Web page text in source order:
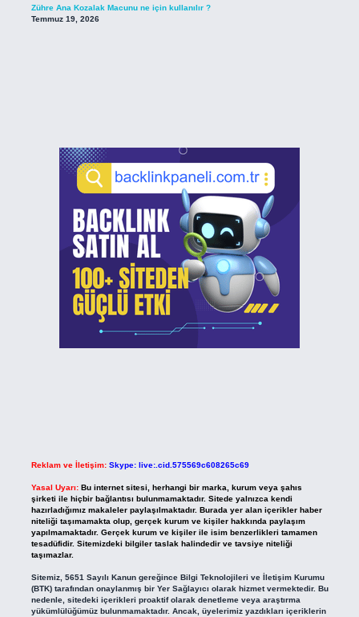
Zühre Ana Kozalak Macunu ne için kullanılır ?
Temmuz 19, 2026
Reklam ve İletişim: Skype: live:.cid.575569c608265c69
Yasal Uyarı: Bu internet sitesi, herhangi bir marka, kurum veya şahıs
şirketi ile hiçbir bağlantısı bulunmamaktadır. Sitede yalnızca kendi
hazırladığımız makaleler paylaşılmaktadır. Burada yer alan içerikler haber
niteliği taşımamakta olup, gerçek kurum ve kişiler hakkında paylaşım
yapılmamaktadır. Gerçek kurum ve kişiler ile isim benzerlikleri tamamen
tesadüfidir. Sitemizdeki bilgiler taslak halindedir ve tavsiye niteliği
taşımazlar.
Sitemiz, 5651 Sayılı Kanun gereğince Bilgi Teknolojileri ve İletişim Kurumu
(BTK) tarafından onaylanmış bir Yer Sağlayıcı olarak hizmet vermektedir. Bu
nedenle, sitedeki içerikleri proaktif olarak denetleme veya araştırma
yükümlülüğümüz bulunmamaktadır. Ancak, üyelerimiz yazdıkları içeriklerin